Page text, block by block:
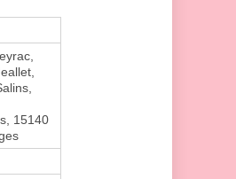
15140